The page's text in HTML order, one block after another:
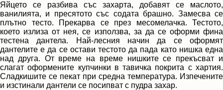
Яйцето се разбива със захарта, добавят се маслото,
ванилията, и пресятото със содата брашно. Замесва се
плътно тесто. Прекарва се през месомелачка. Тестото,
което излиза от нея, се използва, за да се оформи фина
тестена дантела. Най-лесния начин да се оформят
дантелите е да се остави тестото да пада като нишка една
над друга. От време на време нишките се прекъсват и
слагат оформените купчинки в тавичка покрита с хартия.
Сладкишите се пекат при средна температура. Изпечените
и изстинали дантели се посипват с пудра захар.